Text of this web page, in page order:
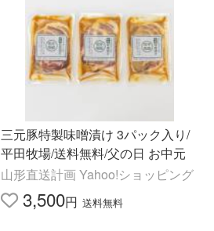
三元豚特製味噌漬け 3パック入り/
平田牧場/送料無料/父の日 お中元
山形直送計画 Yahoo!ショッピング
3,500円 送料無料